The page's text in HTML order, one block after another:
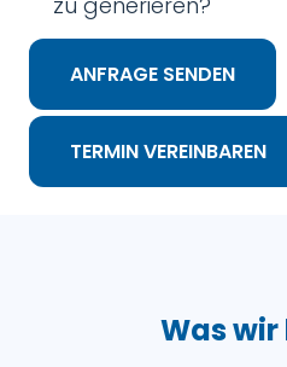
ANFRAGE SENDEN
TERMIN VEREINBAREN
Was